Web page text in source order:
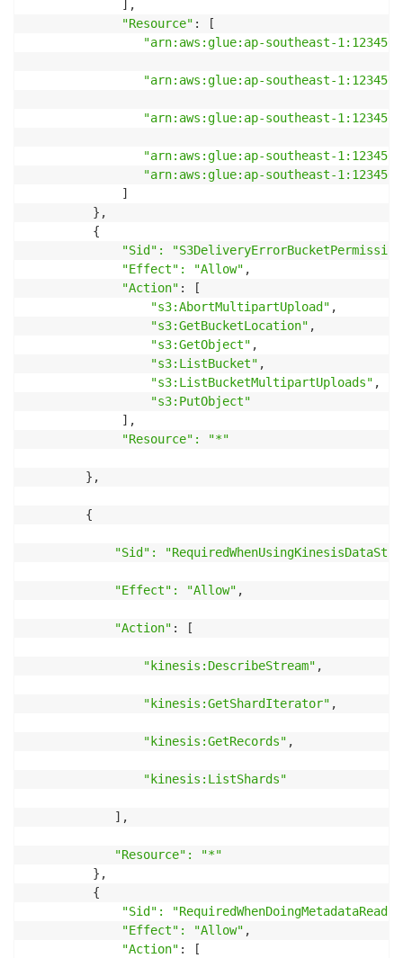
             ],
"Resource" : [
"arn:aws:glue:ap-southeast-
"arn:aws:glue:ap-southeast-
"arn:aws:glue:ap-southeast-
"arn:aws:glue:ap-southeast-
"arn:aws:glue:ap-southeast-
             ]
         },
         {
"Sid":
"Effect": "Allow" ,
"Action" : [
"s3:AbortMultipartUpload" ,
"s3:GetBucketLocation" ,
"s3:GetObject" ,
"s3:ListBucket" ,
"s3:ListBucketMultipartUploads" ,
"s3:PutObject"
             ],
"Resource": "*"
        },
        {
"Sid":
"Effect": "Allow" ,
"Action" : [
"kinesis:DescribeStream" ,
"kinesis:GetShardIterator" ,
"kinesis:GetRecords" ,
"kinesis:ListShards"
            ],
"Resource": "*"
         },
         {
"Sid":
"Effect": "Allow" ,
"Action" : [